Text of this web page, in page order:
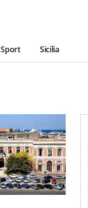
Sport Sicilia